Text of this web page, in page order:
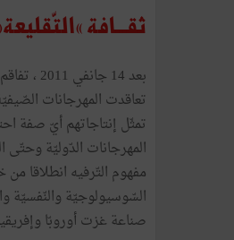
ثقـــافة
بعد 14
تعاقدت المهرجانات
تمثّل إنتاجاتهم أيّ صفة
المهرجانات الدّوليّة
مفهوم التّرفيه انطلاقا
السّوسيولوجيّة والنّفسيّة
صناعة غزت أوروبّا